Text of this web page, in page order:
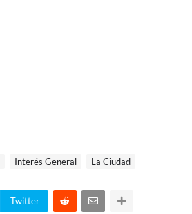
Interés General La Ciudad
Twitter